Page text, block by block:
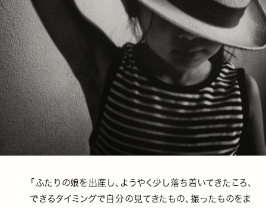
「ふたりの娘を出産し、ようやく少し落ち着いてきたころ、
できるタイミングで自分の見てきたもの、撮ったものをま